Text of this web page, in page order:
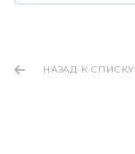
НАЗАД К СПИСКУ